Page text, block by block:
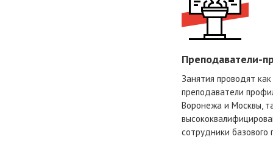
Преподаватели-
Занятия проводят
преподаватели
Воронежа и Москвы,
сотрудники базового